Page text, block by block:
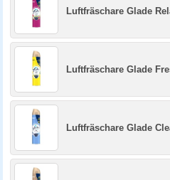
Luftfräschare Glade
Luftfräschare Glade
Luftfräschare Glade